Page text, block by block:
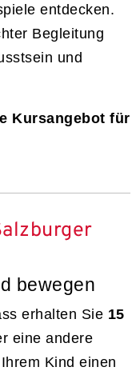
entdecken.
Begleitung
und
Kursangebot für
bewegen
erhalten Sie 15
eine andere
Kind einen